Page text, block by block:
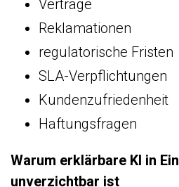
Verträge
Reklamationen
regulatorische Fristen
SLA-Verpflichtungen
Kundenzufriedenheit
Haftungsfragen
Warum erklärbare KI in
unverzichtbar ist